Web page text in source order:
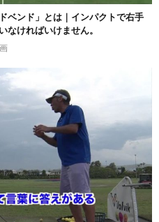
ベンド」とは｜インパクトで右手
なければいけません。